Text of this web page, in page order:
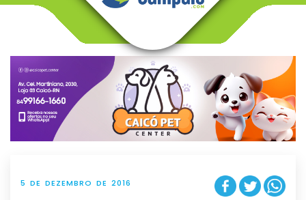
v
g
t
i
o
n
5 DE DEZEMBRO DE 2016